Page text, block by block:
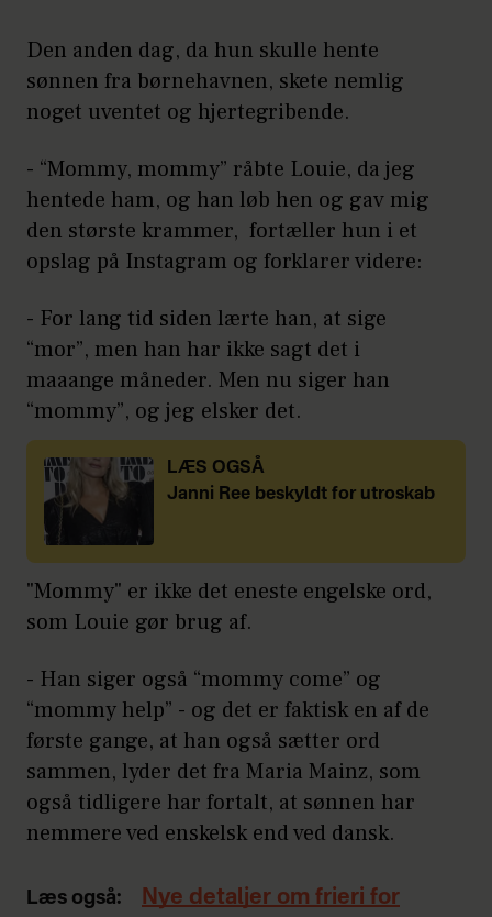
Den anden dag, da hun skulle hente
sønnen fra børnehavnen, skete nemlig
noget uventet og hjertegribende.
- “Mommy, mommy” råbte Louie, da jeg
hentede ham, og han løb hen og gav mig
den største krammer, fortæller hun i et
opslag på Instagram og forklarer videre:
- For lang tid siden lærte han, at sige
“mor”, men han har ikke sagt det i
maaange måneder. Men nu siger han
“mommy”, og jeg elsker det.
LÆS OGSÅ
Janni Ree beskyldt for utroskab
"Mommy" er ikke det eneste engelske ord,
som Louie gør brug af.
- Han siger også “mommy come” og
“mommy help” - og det er faktisk en af de
første gange, at han også sætter ord
sammen, lyder det fra Maria Mainz, som
også tidligere har fortalt, at sønnen har
nemmere ved enskelsk end ved dansk.
Læs også:
Nye detaljer om frieri for